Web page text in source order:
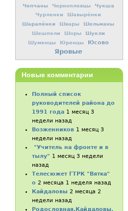
Чепчаны Черноплевцы Чукша
Чурленки Шавырёнки
Шарапёнки Швары Шельманы
Шешпели Шоры Шукли
Шуменцы Юренцы Юсово
Яровые
Новые комментарии
Полный список
руководителей района до
1991 года 1 месяц 3
недели назад
Возженников 1 месяц 3
недели назад
"Учитель на фронте и в
тылу" 1 месяц 3 недели
назад
Телесюжет ГТРК "Вятка"
о 2 месяца 1 неделя назад
Кайдаловы 2 месяца 2
недели назад
Родословная.Кайдаловы,